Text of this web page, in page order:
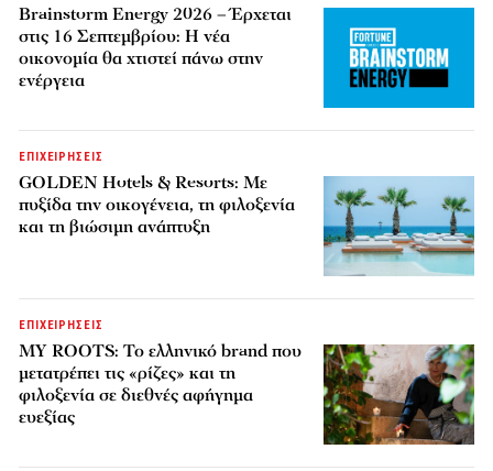
Brainstorm Energy 2026 – Έρχεται
στις 16 Σεπτεμβρίου: Η νέα
οικονομία θα χτιστεί πάνω στην
ενέργεια
ΕΠΙΧΕΙΡΗΣΕΙΣ
GOLDEN Hotels & Resorts: Με
πυξίδα την οικογένεια, τη φιλοξενία
και τη βιώσιμη ανάπτυξη
ΕΠΙΧΕΙΡΗΣΕΙΣ
MY ROOTS: Το ελληνικό brand που
μετατρέπει τις «ρίζες» και τη
φιλοξενία σε διεθνές αφήγημα
ευεξίας